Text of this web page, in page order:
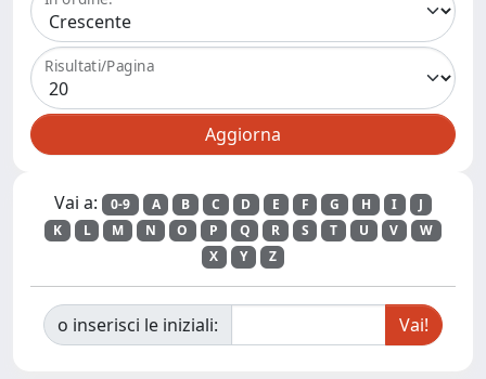
Risultati/Pagina
Vai a: 0-9 A B C D E F G H I
J
K
L M N O P Q R S T U V
W
X
Y Z
o inserisci le iniziali: